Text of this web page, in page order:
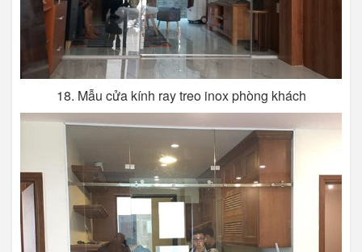
18. Mẫu cửa kính ray treo inox phòng khách